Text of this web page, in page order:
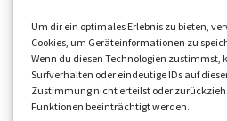
Um dir ein optimales Erlebnis zu bieten,
Cookies, um Geräteinformationen zu
Wenn du diesen Technologien zustimmst,
Surfverhalten oder eindeutige IDs auf
Zustimmung nicht erteilst oder
Funktionen beeinträchtigt werden.
Zahlungsarten
Social-Media